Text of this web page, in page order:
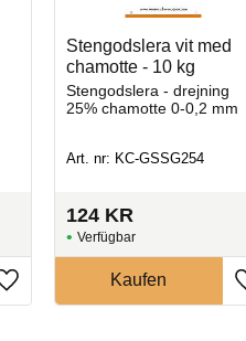
Stengodslera vit med
chamotte - 10 kg
Stengodslera - drejning
25% chamotte 0-0,2 mm
Art. nr: KC-GSSG254
124 KR